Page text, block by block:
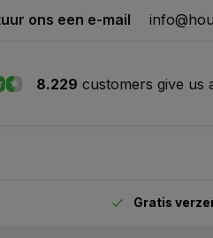
ons een e-mail
8.229 customers give us
Gratis